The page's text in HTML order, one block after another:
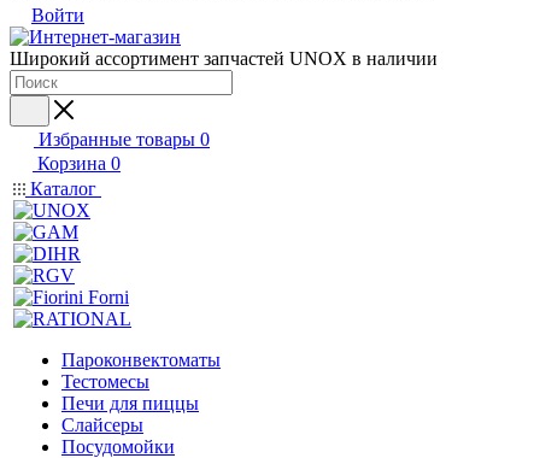
Войти
Широкий ассортимент запчастей UNOX в наличии
Избранные товары 0
Корзина 0
Каталог
Пароконвектоматы
Тестомесы
Печи для пиццы
Слайсеры
Посудомойки